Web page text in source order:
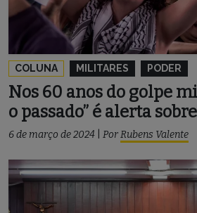
COLUNA MILITARES PODER
Nos 60 anos do golpe
o passado” é alerta
6 de março de 2024 PorRubens Valente